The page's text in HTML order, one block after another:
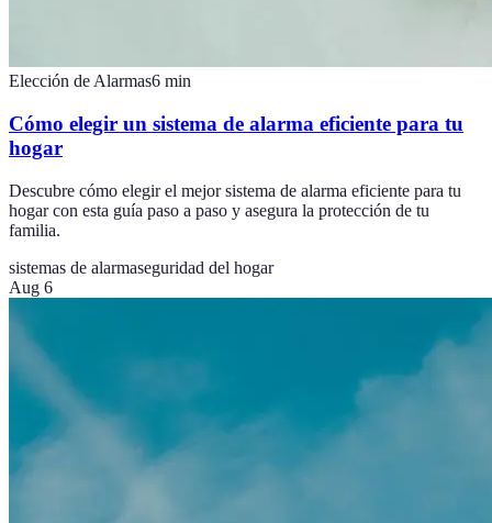
Elección de Alarmas6 min
Cómo elegir un sistema de alarma eficiente para tu
hogar
Descubre cómo elegir el mejor sistema de alarma eficiente para tu
hogar con esta guía paso a paso y asegura la protección de tu
familia.
sistemas de alarmaseguridad del hogar
Aug 6